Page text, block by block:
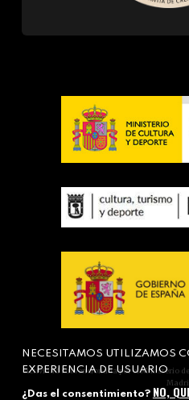
Actividad subvencionada por el Ministerio
NECESITAMOS UTILIZAMOS
EXPERIENCIA DE USUARIO
¿Das el consentimiento? NO,